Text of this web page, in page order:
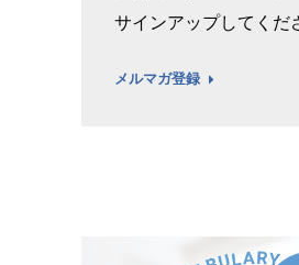
サインアップしてくだ
メルマガ登録